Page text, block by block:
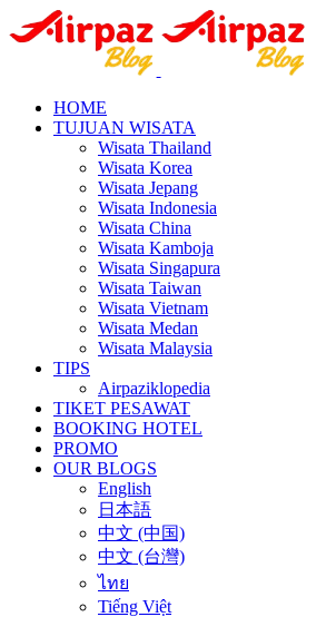
HOME
TUJUAN WISATA
Wisata Thailand
Wisata Korea
Wisata Jepang
Wisata Indonesia
Wisata China
Wisata Kamboja
Wisata Singapura
Wisata Taiwan
Wisata Vietnam
Wisata Medan
Wisata Malaysia
TIPS
Airpaziklopedia
TIKET PESAWAT
BOOKING HOTEL
PROMO
OUR BLOGS
English
日本語
中文 (中国)
中文 (台灣)
ไทย
Tiếng Việt